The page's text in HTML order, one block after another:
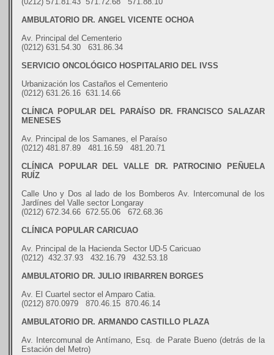
AMBULATORIO DR. ANGEL VICENTE OCHOA
Av. Principal del Cementerio
(0212) 631.54.30 631.86.34
SERVICIO ONCOLÓGICO HOSPITALARIO DEL IVSS
Urbanización los Castaños el Cementerio
(0212) 631.26.16 631.14.66
CLÍNICA POPULAR DEL PARAÍSO DR. FRANCISCO SALAZAR
MENESES
Av. Principal de los Samanes, el Paraíso
(0212) 481.87.89 481.16.59 481.20.71
CLÍNICA POPULAR DEL VALLE DR. PATROCINIO PEÑUELA
RUÍZ
Calle Uno y Dos al lado de los Bomberos Av. Intercomunal de los
Jardínes del Valle sector Longaray
(0212) 672.34.66 672.55.06 672.68.36
CLÍNICA POPULAR CARICUAO
Av. Principal de la Hacienda Sector UD-5 Caricuao
(0212) 432.37.93 432.16.79 432.53.18
AMBULATORIO DR. JULIO IRIBARREN BORGES
Av. El Cuartel sector el Amparo Catia.
(0212) 870.0979 870.46.15 870.46.14
AMBULATORIO DR. ARMANDO CASTILLO PLAZA
Av. Intercomunal de Antímano, Esq. de Parate Bueno (detrás de la
Estación del Metro)